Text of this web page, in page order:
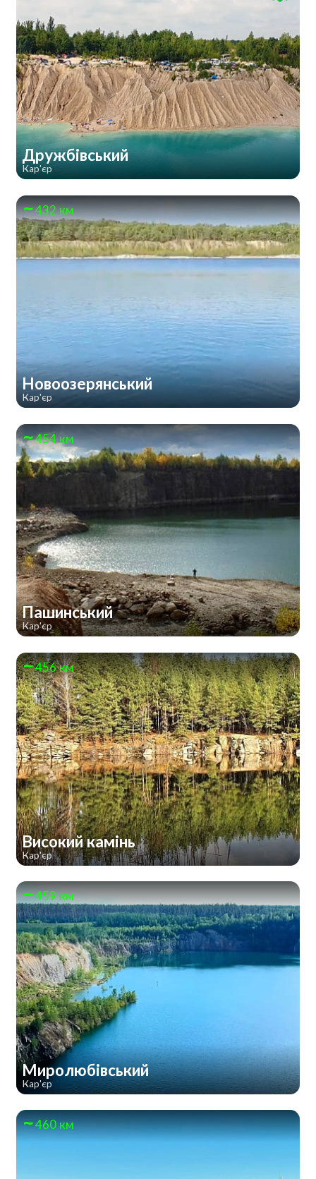
Дружбівський
Кар'єр
432 км
Новоозерянський
Кар'єр
454 км
Пашинський
Кар'єр
456 км
Високий камінь
Кар'єр
459 км
Миролюбівський
Кар'єр
460 км